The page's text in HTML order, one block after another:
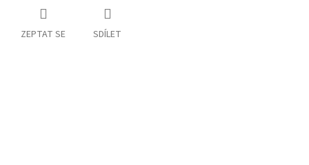
ZEPTAT SE SDÍLET